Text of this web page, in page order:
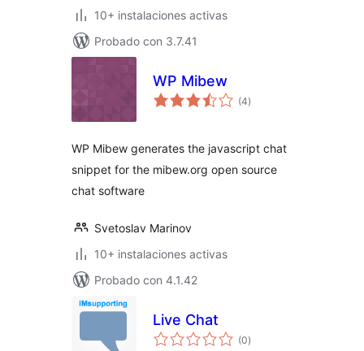
10+ instalaciones activas
Probado con 3.7.41
WP Mibew
(4valoraciones
en
)
WP Mibew generates the javascript chat
snippet for the mibew.org open source
chat software
Svetoslav Marinov
10+ instalaciones activas
Probado con 4.1.42
Live Chat
(0valoraciones
en
)